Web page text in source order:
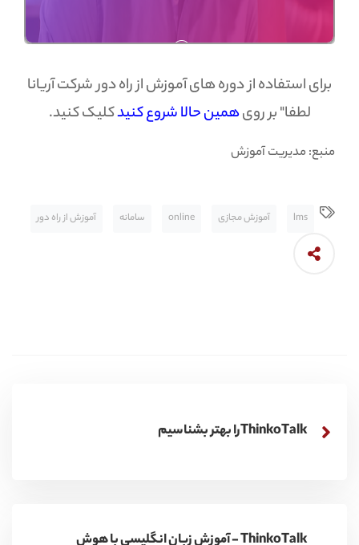
برای استفاده از دوره های آموزش از راه دور شرکت آریانا
لطفا" بر رویهمین حالا شروع کنیدکلیک کنید.
منبع: مدیریت آموزش
lms آموزش مجازی online سامانه آموزش از راه دور
ThinkoTalkرا بهتر بشناسیم